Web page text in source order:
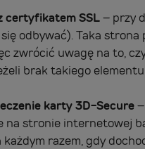
certyfikatem SSL– przy
odbywać). Taka
zwrócić uwagę na to,
brak takiego
karty 3D-Secure
na stronie internetowej
każdym razem, gdy